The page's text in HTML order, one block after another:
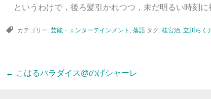
というわけで，後ろ髪引かれつつ，未だ明るい時刻に
カテゴリー: 芸能・エンターテインメント , 落語 タグ: 桂宮治, 立川らく
投
← こはるパラダイス@のげシャーレ